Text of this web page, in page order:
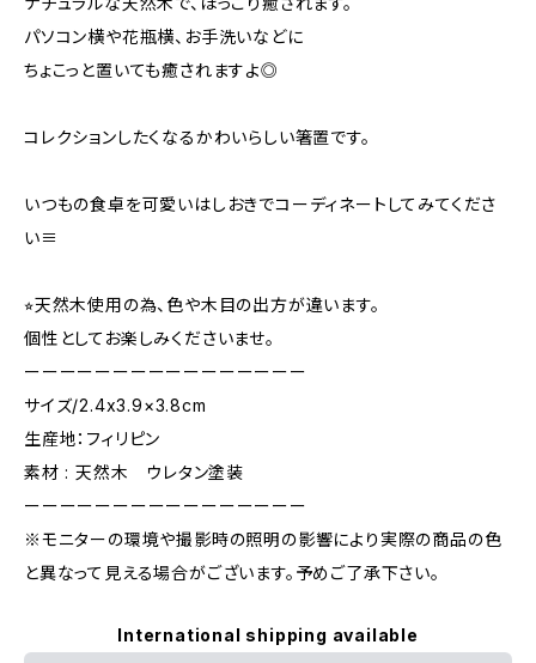
パソコン横や花瓶横、お手洗いなどに
ちょこっと置いても癒されますよ◎
コレクションしたくなるかわいらしい箸置です。
いつもの食卓を可愛いはしおきでコーディネートしてみてくださ
い≡
⭐︎天然木使用の為、色や木目の出方が違います。
個性としてお楽しみくださいませ。
ーーーーーーーーーーーーーーーー
サイズ/2.4x3.9×3.8cm
生産地：フィリピン
素材 : 天然木 ウレタン塗装
ーーーーーーーーーーーーーーーー
※モニターの環境や撮影時の照明の影響により実際の商品の色
と異なって見える場合がございます。予めご了承下さい。
International shipping available